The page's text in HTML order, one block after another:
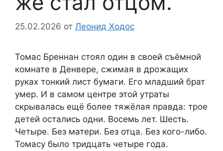
25.02.2026 от Леонид Ходос
Томас Бреннан стоял один в своей съёмной
комнате в Денвере, сжимая в дрожащих
руках тонкий лист бумаги. Его младший брат
умер. И в самом центре этой утраты
скрывалась ещё более тяжёлая правда: трое
детей остались одни. Восемь лет. Шесть.
Четыре. Без матери. Без отца. Без кого-либо.
Томасу было тридцать четыре года.